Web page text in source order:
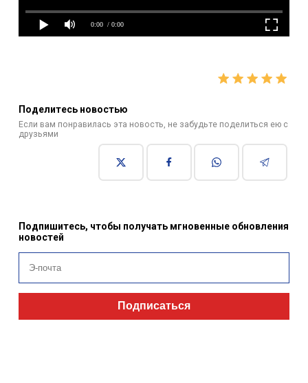
Поделитесь новостью
Если вам понравилась эта новость, не забудьте поделиться ею с
друзьями
Подпишитесь, чтобы получать мгновенные обновления
новостей
Подписаться